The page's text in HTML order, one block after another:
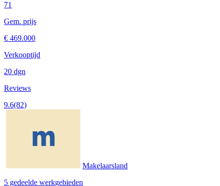
71
Gem. prijs
€ 469.000
Verkooptijd
20 dgn
Reviews
9.6(82)
Makelaarsland
5 gedeelde werkgebieden